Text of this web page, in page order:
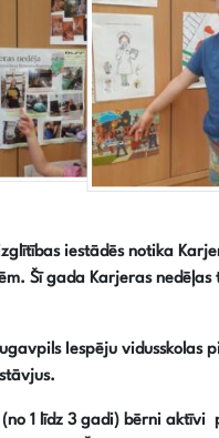
iestādēs notika
Šī gada Karjeras
Iespēju vidusskolas
(no 1 līdz 3 gadi) bērni